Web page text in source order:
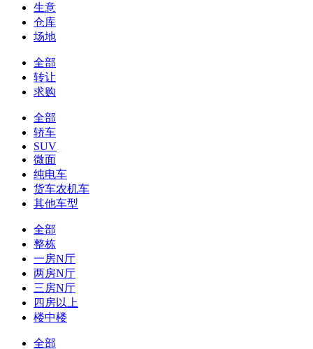
生意
仓库
场地
全部
转让
求购
全部
轿车
SUV
微面
纯电车
货车农机车
其他车型
全部
整栋
一房N厅
两房N厅
三房N厅
四房以上
楼中楼
全部